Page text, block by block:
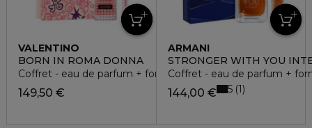
VALENTINO
BORN IN ROMA DONNA
Coffret - eau de parfum + format voyage
149,50 €
ARMANI
STRONGER WITH YOU
Coffret - eau de parfum +
144,00 € 5 1